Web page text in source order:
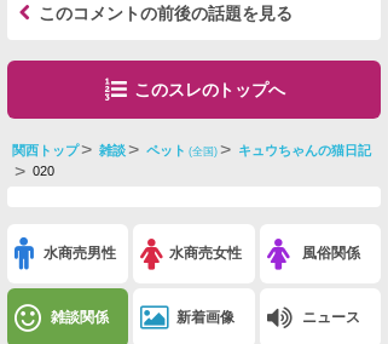
このコメントの前後の話題を見る
このスレのトップへ
関西トップ 雑談 ペット (全国) キュウちゃんの猫日記
020
水商売男性 水商売女性 風俗関係
雑談関係 新着画像 ニュース